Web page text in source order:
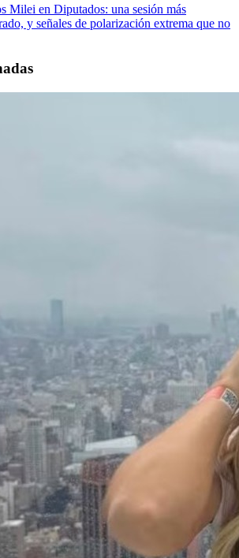
Milei en Diputados: una sesión más
y señales de polarización extrema que no